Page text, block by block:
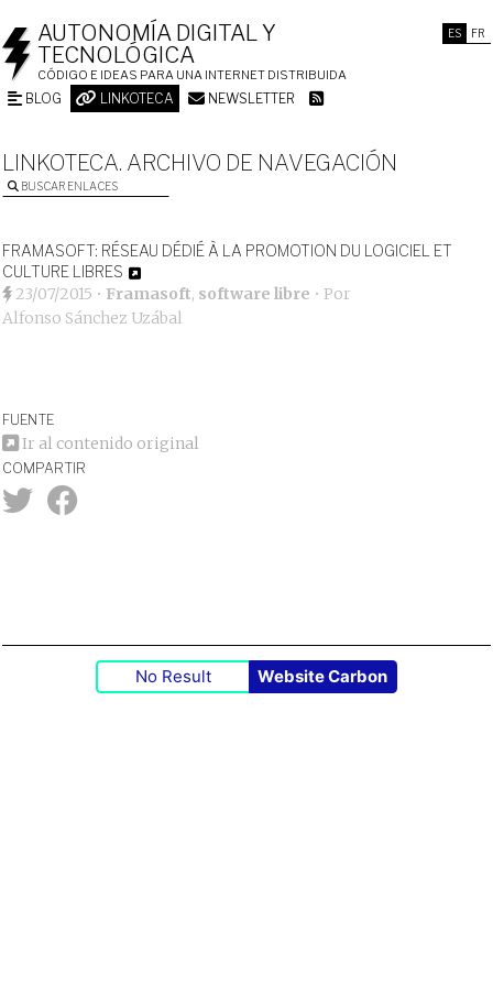
ES FR
AUTONOMÍA DIGITAL Y
TECNOLÓGICA
CÓDIGO E IDEAS PARA UNA INTERNET DISTRIBUIDA
BLOG LINKOTECA NEWSLETTER
LINKOTECA. ARCHIVO DE NAVEGACIÓN
BUSCAR ENLACES
FRAMASOFT: RÉSEAU DÉDIÉ À LA PROMOTION DU LOGICIEL ET
CULTURE LIBRES
23/07/2015 • Framasoft, software libre • Por
Alfonso Sánchez Uzábal
FUENTE
Ir al contenido original
COMPARTIR
No Result Website Carbon